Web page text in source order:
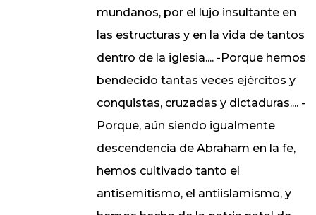
mundanos, por el lujo insultante en
las estructuras y en la vida de tantos
dentro de la iglesia.... -Porque hemos
bendecido tantas veces ejércitos y
conquistas, cruzadas y dictaduras.... -
Porque, aún siendo igualmente
descendencia de Abraham en la fe,
hemos cultivado tanto el
antisemitismo, el antiislamismo, y